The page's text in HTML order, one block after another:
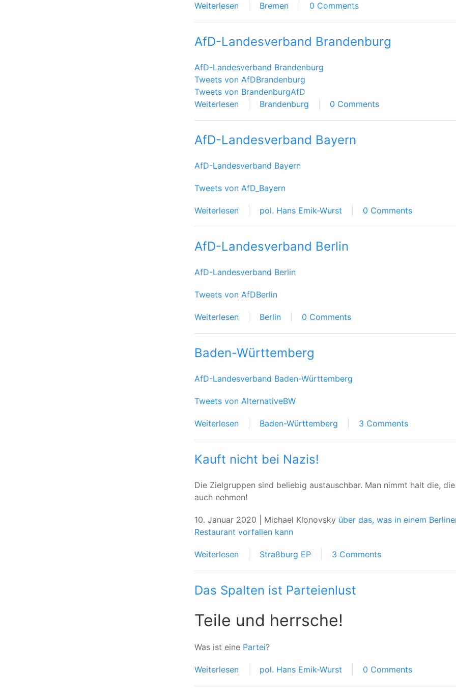
Weiterlesen Bremen 0 Comments
AfD-Landesverband Brandenburg
AfD-Landesverband Brandenburg
Tweets von AfDBrandenburg
Tweets von BrandenburgAfD
Weiterlesen
Brandenburg 0 Comments
AfD-Landesverband Bayern
AfD-Landesverband Bayern
Tweets von AfD_Bayern
Weiterlesen pol. Hans Emik-Wurst 0 Comments
AfD-Landesverband Berlin
AfD-Landesverband Berlin
Tweets von AfDBerlin
Weiterlesen Berlin 0 Comments
Baden-Württemberg
AfD-Landesverband Baden-Württemberg
Tweets von AlternativeBW
Weiterlesen Baden-Württemberg 3 Comments
Kauft nicht bei Nazis!
Die Zielgruppen sind beliebig austauschbar. Man nimmt halt die,
auch nehmen!
10. Januar 2020 | Michael Klonovsky über das, was in einem
Restaurant vorfallen kann
Weiterlesen Straßburg EP 3 Comments
Das Spalten ist Parteienlust
Teile und herrsche!
Was ist eine Partei?
Weiterlesen pol. Hans Emik-Wurst 0 Comments